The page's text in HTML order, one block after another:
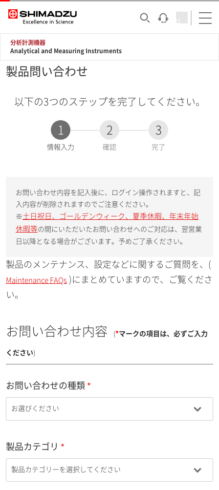
分析計測機器
Analytical and Measuring Instruments
製品問い合わせ
以下の3つのステップを完了してください。
1
現
情報入力
2
確認
3
完了
お問い合わせ内容を記入後に、ログイン操作されますと、記
入内容が削除されますのでご注意ください。
※ 土日祝日、ゴールデンウィーク、夏季休暇、年末年始
休暇等の間にいただいたお問い合わせへのご対応は、翌営業
日以降となる場合がございます。予めご了承ください。
製品のメンテナンス、設定などに関するご質問を、(
Maintenance FAQs )にまとめていますので、ご覧くださ
い。
お問い合わせ内容 (*マークの項目は、必ずご入力
ください)
お問い合わせの種類
製品カテゴリ